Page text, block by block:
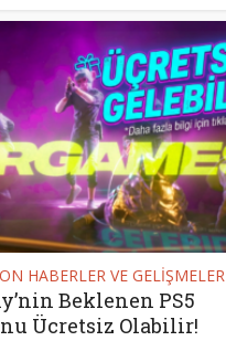
HABERLER VE GELİŞMELER
Beklenen PS5
Ücretsiz Olabilir!